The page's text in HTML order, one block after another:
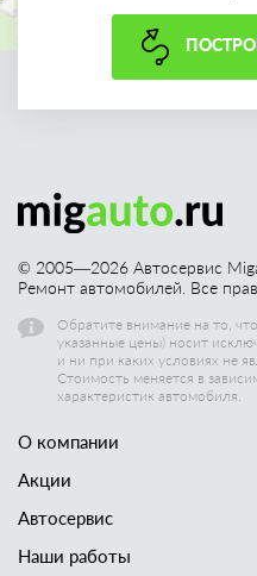
© 2005—2026 Автосервис
Ремонт автомобилей. Все
Обратите внимание на то,
указанные цены) носит
и ни при каких условиях не
Стоимость меняется в
характеристик автомобиля.
О компании
Акции
Автосервис
Наши работы